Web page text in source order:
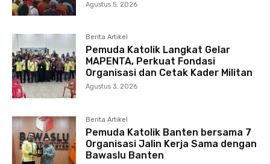
Agustus 5, 2026
Berita Artikel
Pemuda Katolik Langkat Gelar
MAPENTA, Perkuat Fondasi
Organisasi dan Cetak Kader Militan
Agustus 3, 2026
Berita Artikel
Pemuda Katolik Banten bersama 7
Organisasi Jalin Kerja Sama dengan
Bawaslu Banten